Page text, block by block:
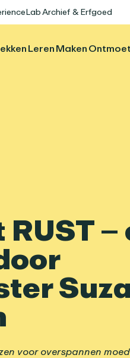
Archief & Erfgoed
Leren Maken
–
voor overspannen